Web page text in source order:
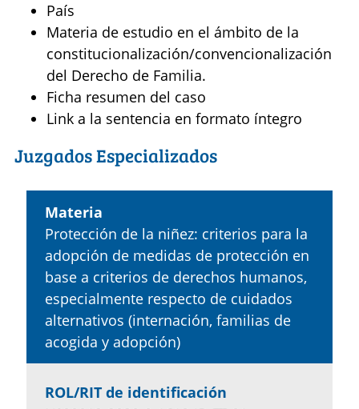
País
Materia de estudio en el ámbito de la
constitucionalización/convencionalización
del Derecho de Familia.
Ficha resumen del caso
Link a la sentencia en formato íntegro
Juzgados Especializados
Materia
Protección de la niñez: criterios para la
adopción de medidas de protección en
base a criterios de derechos humanos,
especialmente respecto de cuidados
alternativos (internación, familias de
acogida y adopción)
ROL/RIT de identificación